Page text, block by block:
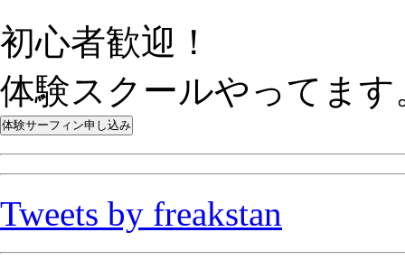
初心者歓迎！
体験スクールやってます
Tweets by freakstan